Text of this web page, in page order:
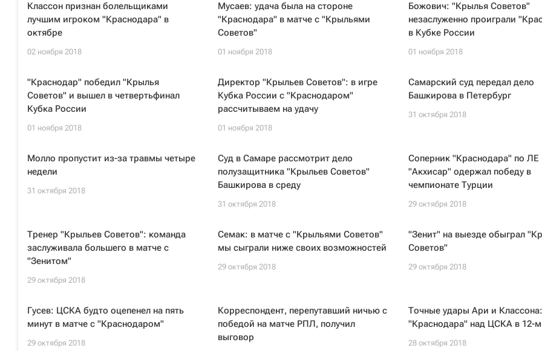
Классон признан болельщиками
лучшим игроком "Краснодара" в
октябре
02 ноября 2018
Мусаев: удача была на стороне
"Краснодара" в матче с "Крыльями
Советов"
01 ноября 2018
Божович: "Крылья Советов"
незаслуженно проиграли
в Кубке России
01 ноября 2018
"Краснодар" победил "Крылья
Советов" и вышел в четвертьфинал
Кубка России
01 ноября 2018
Директор "Крыльев Советов": в игре
Кубка России с "Краснодаром"
рассчитываем на удачу
01 ноября 2018
Самарский суд передал дело
Башкирова в Петербург
31 октября 2018
Молло пропустит из-за травмы четыре
недели
31 октября 2018
Суд в Самаре рассмотрит дело
полузащитника "Крыльев Советов"
Башкирова в среду
31 октября 2018
Соперник "Краснодара" по ЛЕ
"Акхисар" одержал победу в
чемпионате Турции
29 октября 2018
Тренер "Крыльев Советов": команда
заслуживала большего в матче с
"Зенитом"
29 октября 2018
Семак: в матче с "Крыльями Советов"
мы сыграли ниже своих возможностей
29 октября 2018
"Зенит" на выезде обыграл
Советов"
29 октября 2018
Гусев: ЦСКА будто оцепенел на пять
минут в матче с "Краснодаром"
29 октября 2018
Корреспондент, перепутавший ничью с
победой на матче РПЛ, получил
выговор
Точные удары Ари и
"Краснодара" над ЦСКА в 12-м
28 октября 2018